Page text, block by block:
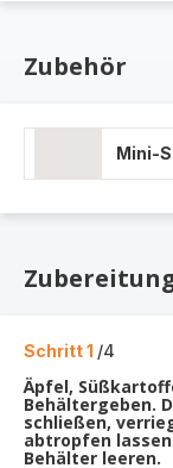
Zubehör
Mini-
Schritt 1 /4
Äpfel,
Behältergeben.
schließen,
abtropfen
Behälter leeren.